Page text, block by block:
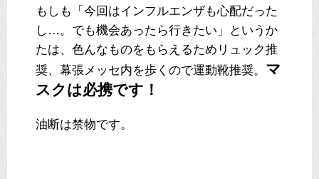
もしも「今回はインフルエンザも心配だった
し…。でも機会あったら行きたい」というか
たは、色んなものをもらえるためリュック推
奨、幕張メッセ内を歩くので運動靴推奨。 マ
スクは必携です！
油断は禁物です。